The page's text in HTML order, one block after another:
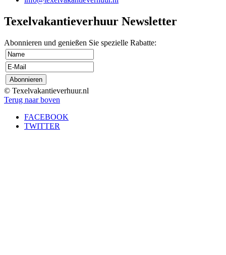
Texelvakantieverhuur Newsletter
Abonnieren und genießen Sie spezielle Rabatte:
© Texelvakantieverhuur.nl
Terug naar boven
FACEBOOK
TWITTER